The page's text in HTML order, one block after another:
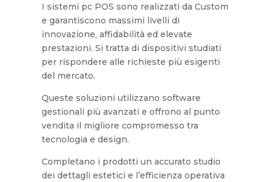
I sistemi pc POS sono realizzati da Custom
e garantiscono massimi livelli di
innovazione, affidabilità ed elevate
prestazioni. Si tratta di dispositivi studiati
per rispondere alle richieste più esigenti
del mercato.
Queste soluzioni utilizzano software
gestionali più avanzati e offrono al punto
vendita il migliore compromesso tra
tecnologia e design.
Completano i prodotti un accurato studio
dei dettagli estetici e l’efficienza operativa